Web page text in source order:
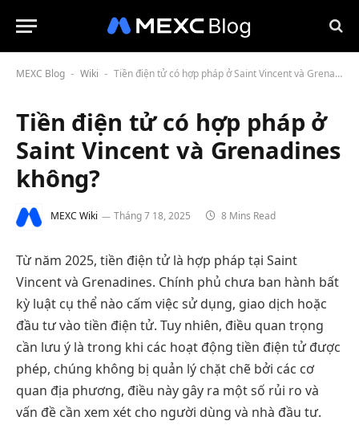
MEXC Blog - Wiki - Tiền điện tử có hợp pháp ở Saint Vincent và Grenadines không?
Tiền điện tử có hợp pháp ở
Saint Vincent và Grenadines
không?
MEXC Wiki Tháng 7 18, 2025 8 Mins Read
Từ năm 2025, tiền điện tử là hợp pháp tại Saint
Vincent và Grenadines. Chính phủ chưa ban hành bất
kỳ luật cụ thể nào cấm việc sử dụng, giao dịch hoặc
đầu tư vào tiền điện tử. Tuy nhiên, điều quan trọng
cần lưu ý là trong khi các hoạt động tiền điện tử được
phép, chúng không bị quản lý chặt chẽ bởi các cơ
quan địa phương, điều này gây ra một số rủi ro và
vấn đề cần xem xét cho người dùng và nhà đầu tư.